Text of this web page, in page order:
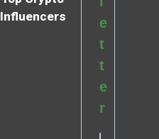
Influencers
e
t
t
e
r